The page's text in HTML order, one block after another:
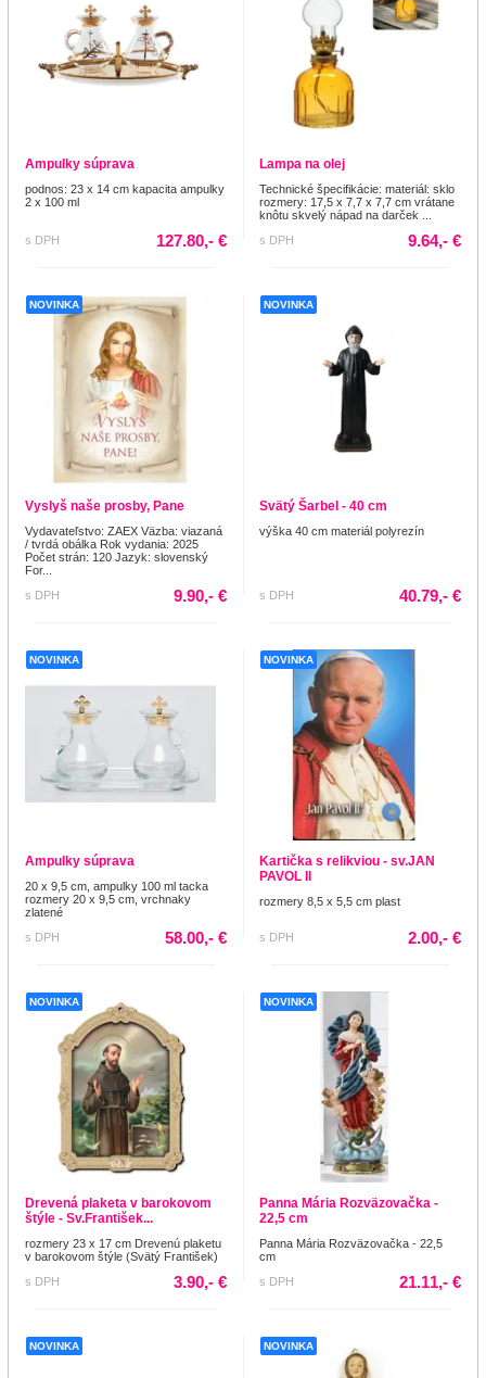
Ampulky súprava
podnos: 23 x 14 cm kapacita ampulky
2 x 100 ml
s DPH 127.80,- €
Lampa na olej
Technické špecifikácie: materiál: sklo
rozmery: 17,5 x 7,7 x 7,7 cm vrátane
knôtu skvelý nápad na darček ...
s DPH
9.64,- €
NOVINKA
Vyslyš naše prosby, Pane
Vydavateľstvo: ZAEX Väzba: viazaná
/ tvrdá obálka Rok vydania: 2025
Počet strán: 120 Jazyk: slovenský
For...
s DPH
9.90,- €
NOVINKA
Svätý Šarbel - 40 cm
výška 40 cm materiál polyrezín
s DPH 40.79,- €
NOVINKA
Ampulky súprava
20 x 9,5 cm, ampulky 100 ml tacka
rozmery 20 x 9,5 cm, vrchnaky
zlatené
s DPH
58.00,- €
NOVINKA
Kartička s relikviou - sv.JAN
PAVOL II
rozmery 8,5 x 5,5 cm plast
s DPH 2.00,- €
NOVINKA
Drevená plaketa v barokovom
štýle - Sv.František...
rozmery 23 x 17 cm Drevenú plaketu
v barokovom štýle (Svätý František)
s DPH
3.90,- €
NOVINKA
Panna Mária Rozväzovačka -
22,5 cm
Panna Mária Rozväzovačka - 22,5
cm
s DPH
21.11,- €
NOVINKA NOVINKA